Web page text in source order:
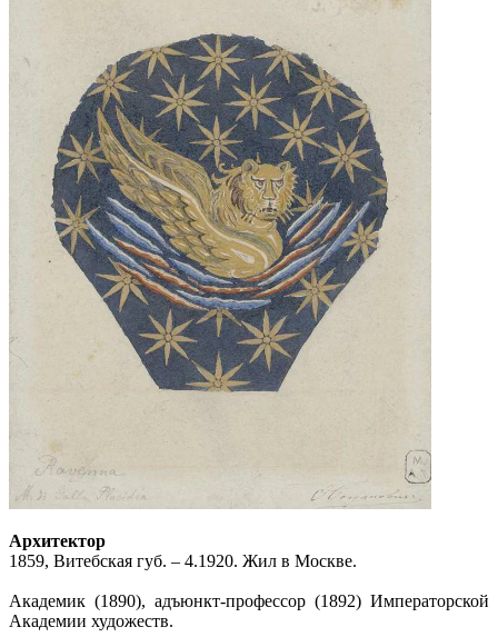
Архитектор
1859, Витебская губ. – 4.1920. Жил в Москве.
Академик (1890), адъюнкт-профессор (1892) Императорской
Академии художеств.